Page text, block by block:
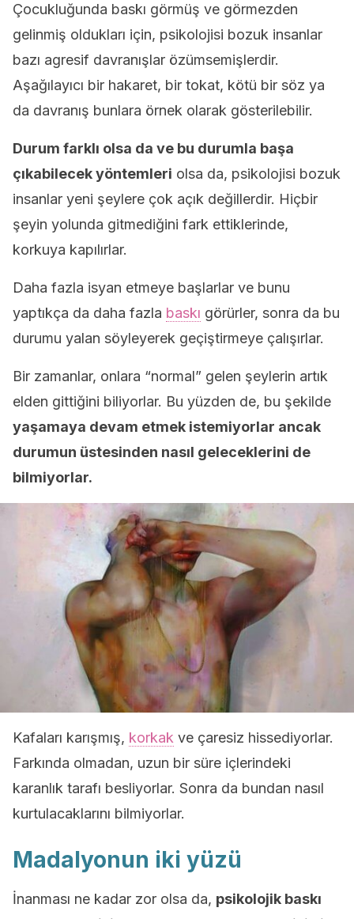
Çocukluğunda baskı görmüş ve görmezden
gelinmiş oldukları için, psikolojisi bozuk insanlar
bazı agresif davranışlar özümsemişlerdir.
Aşağılayıcı bir hakaret, bir tokat, kötü bir söz ya
da davranış bunlara örnek olarak gösterilebilir.
Durum farklı olsa da ve bu durumla başa
çıkabilecek yöntemleri olsa da, psikolojisi bozuk
insanlar yeni şeylere çok açık değillerdir. Hiçbir
şeyin yolunda gitmediğini fark ettiklerinde,
korkuya kapılırlar.
Daha fazla isyan etmeye başlarlar ve bunu
yaptıkça da daha fazla baskı görürler, sonra da bu
durumu yalan söyleyerek geçiştirmeye çalışırlar.
Bir zamanlar, onlara “normal” gelen şeylerin artık
elden gittiğini biliyorlar. Bu yüzden de, bu şekilde
yaşamaya devam etmek istemiyorlar ancak
durumun üstesinden nasıl geleceklerini de
bilmiyorlar.
Kafaları karışmış, korkak ve çaresiz hissediyorlar.
Farkında olmadan, uzun bir süre içlerindeki
karanlık tarafı besliyorlar. Sonra da bundan nasıl
kurtulacaklarını bilmiyorlar.
Madalyonun iki yüzü
İnanması ne kadar zor olsa da, psikolojik baskı